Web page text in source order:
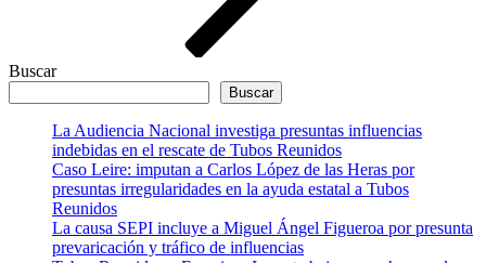
Buscar
Buscar
La Audiencia Nacional investiga presuntas influencias
indebidas en el rescate de Tubos Reunidos
Caso Leire: imputan a Carlos López de las Heras por
presuntas irregularidades en la ayuda estatal a Tubos
Reunidos
La causa SEPI incluye a Miguel Ángel Figueroa por presunta
prevaricación y tráfico de influencias